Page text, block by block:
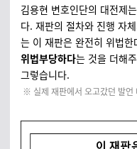
김용현 변호인단의 대전제
다. 재판의 절차와 진행 자
는 이 재판은 완전히 위법한
위법부당하다는 것을 더해
그렇습니다.
※ 실제 재판에서 오고갔던 발언